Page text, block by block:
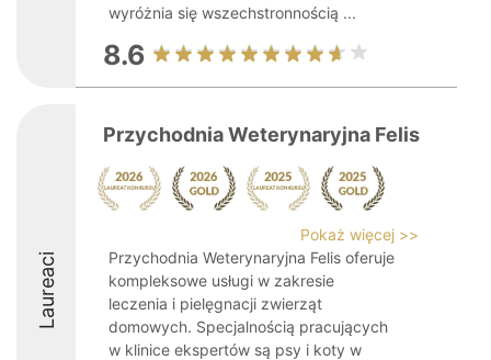
wyróżnia się wszechstronnością ...
8.6
Laureaci
Przychodnia Weterynaryjna Felis
Pokaż więcej >>
Przychodnia Weterynaryjna Felis oferuje
kompleksowe usługi w zakresie
leczenia i pielęgnacji zwierząt
domowych. Specjalnością pracujących
w klinice ekspertów są psy i koty w